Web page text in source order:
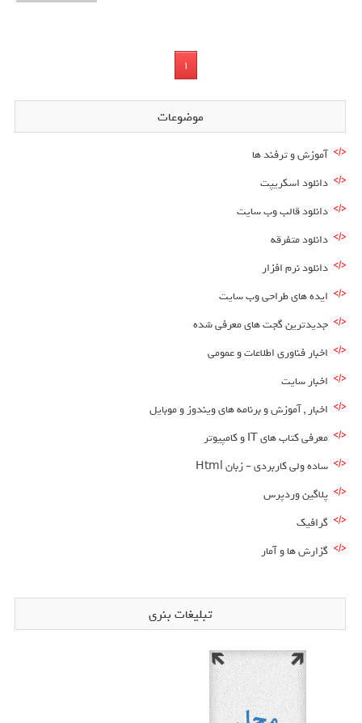
1
موضوعات
آموزش و ترفند ها
دانلود اسکریپت
دانلود قالب وب سایت
دانلود متفرقه
دانلود نرم افزار
ایده های طراحی وب سایت
جدیدترین گجت های معرفی شده
اخبار فناوری اطلاعات و عمومی
اخبار سایت
اخبار , آموزش و برنامه های ویندوز و موبایل
معرفی کتاب های IT و کامپیوتر
ساده ولی کاربردی – زبان Html
پلاگین وردپرس
گرافیک
گزارش ها و آمار
تبلیغات بنری